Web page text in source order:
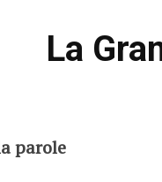
La
parole